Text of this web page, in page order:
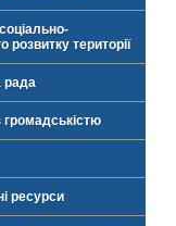
розвитку території
рада
громадськістю
ресурси